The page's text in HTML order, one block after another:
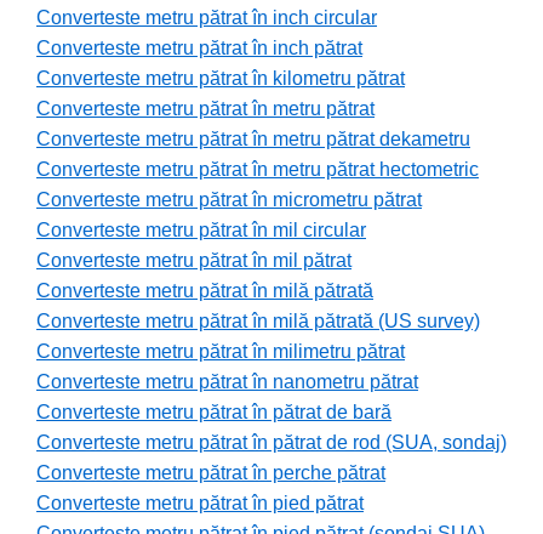
Converteste metru pătrat în inch circular
Converteste metru pătrat în inch pătrat
Converteste metru pătrat în kilometru pătrat
Converteste metru pătrat în metru pătrat
Converteste metru pătrat în metru pătrat dekametru
Converteste metru pătrat în metru pătrat hectometric
Converteste metru pătrat în micrometru pătrat
Converteste metru pătrat în mil circular
Converteste metru pătrat în mil pătrat
Converteste metru pătrat în milă pătrată
Converteste metru pătrat în milă pătrată (US survey)
Converteste metru pătrat în milimetru pătrat
Converteste metru pătrat în nanometru pătrat
Converteste metru pătrat în pătrat de bară
Converteste metru pătrat în pătrat de rod (SUA, sondaj)
Converteste metru pătrat în perche pătrat
Converteste metru pătrat în pied pătrat